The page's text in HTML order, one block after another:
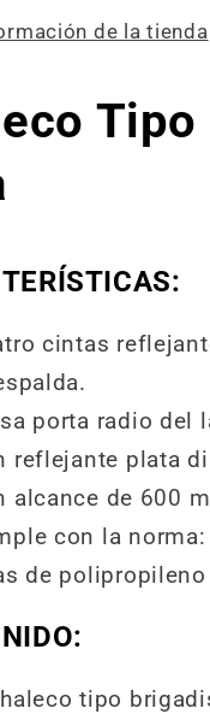
de la tienda
cintas
porta radio del
reflejante plata
alcance de 600
con la
de
tipo